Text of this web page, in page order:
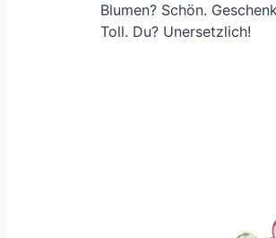
Blumen? Schön.
Toll. Du? Unersetzlich!